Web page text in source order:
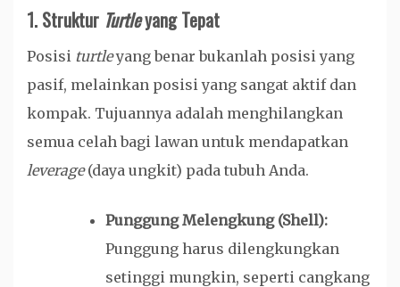
1. Struktur Turtleyang Tepat
Posisi turtleyang benar bukanlah posisi yang
pasif, melainkan posisi yang sangat aktif dan
kompak. Tujuannya adalah menghilangkan
semua celah bagi lawan untuk mendapatkan
leverage(daya ungkit) pada tubuh Anda.
Punggung Melengkung (Shell):
Punggung harus dilengkungkan
setinggi mungkin, seperti cangkang